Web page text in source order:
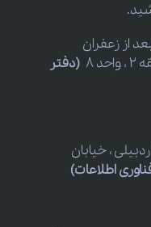
از زعفران
8
(دفتر
، خیابان
اطلاعات)